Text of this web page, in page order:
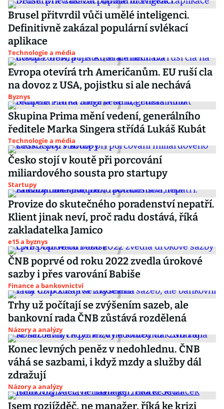
Brusel přitvrdil vůči umělé inteligenci.
Definitivně zakázal populární svlékací
aplikace
Technologie a média
Evropa otevírá trh Američanům. EU ruší cla
na dovoz z USA, pojistku si ale nechává
Byznys
Skupina Prima mění vedení, generálního
ředitele Marka Singera střídá Lukáš Kubát
Technologie a média
Česko stojí v koutě při porcování
miliardového sousta pro startupy
Startupy
Provize do skutečného poradenství nepatří.
Klient jinak neví, proč radu dostává, říká
zakladatelka Jamico
e15 a byznys
ČNB poprvé od roku 2022 zvedla úrokové
sazby i přes varování Babiše
Finance a bankovnictví
Trhy už počítají se zvýšením sazeb, ale
bankovní rada ČNB zůstává rozdělená
Názory a analýzy
Konec levných peněz v nedohlednu. ČNB
váhá se sazbami, i když mzdy a služby dál
zdražují
Názory a analýzy
Jsem rozjížděč, ne manažer, říká ke krizi